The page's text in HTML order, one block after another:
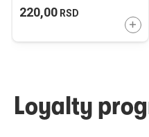
220,00 RSD
Loyalty